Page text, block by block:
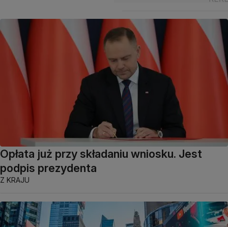
Opłata już przy składaniu wniosku. Jest
podpis prezydenta
Z KRAJU